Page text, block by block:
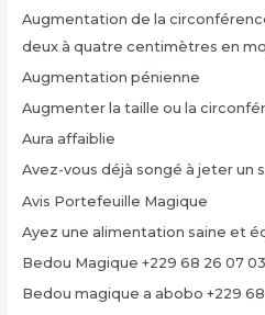
Augmentation de la
deux à quatre centimètres en
Augmentation pénienne
Augmenter la taille ou la
Aura affaiblie
Avez-vous déjà songé à jeter un
Avis Portefeuille Magique
Ayez une alimentation saine et
Bedou Magique +229 68 26 07 03
Bedou magique a abobo +229